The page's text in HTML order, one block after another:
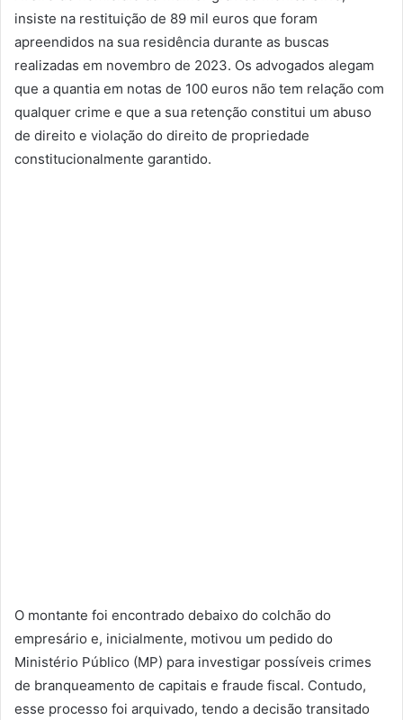
insiste na restituição de 89 mil euros que foram
apreendidos na sua residência durante as buscas
realizadas em novembro de 2023. Os advogados alegam
que a quantia em notas de 100 euros não tem relação com
qualquer crime e que a sua retenção constitui um abuso
de direito e violação do direito de propriedade
constitucionalmente garantido.
O montante foi encontrado debaixo do colchão do
empresário e, inicialmente, motivou um pedido do
Ministério Público (MP) para investigar possíveis crimes
de branqueamento de capitais e fraude fiscal. Contudo,
esse processo foi arquivado, tendo a decisão transitado